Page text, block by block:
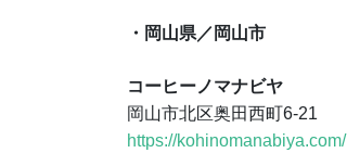
・岡山県／岡山市
コーヒーノマナビヤ
岡山市北区奥田西町6-21
https://kohinomanabiya.com/